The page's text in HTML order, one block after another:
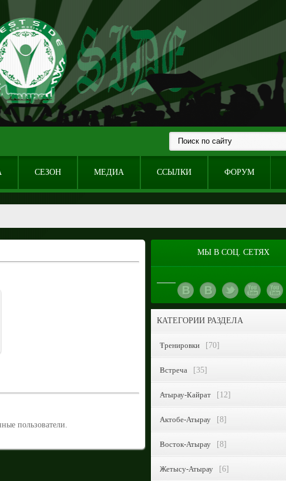
СЕЗОН МЕДИА ССЫЛКИ ФОРУМ
пользователи.
МЫ В СОЦ. СЕТЯХ
КАТЕГОРИИ РАЗДЕЛА
Тренировки [70]
Встреча [35]
Атырау-Кайрат [12]
Актобе-Атырау [8]
Восток-Атырау [8]
Жетысу-Атырау [6]